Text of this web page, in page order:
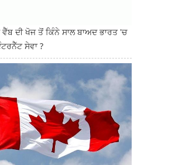
ਦੀ ਖੋਜ ਤੋਂ ਕਿੰਨੇ ਸਾਲ ਬਾਅਦ ਭਾਰਤ 'ਚ
ਸੇਵਾ ?